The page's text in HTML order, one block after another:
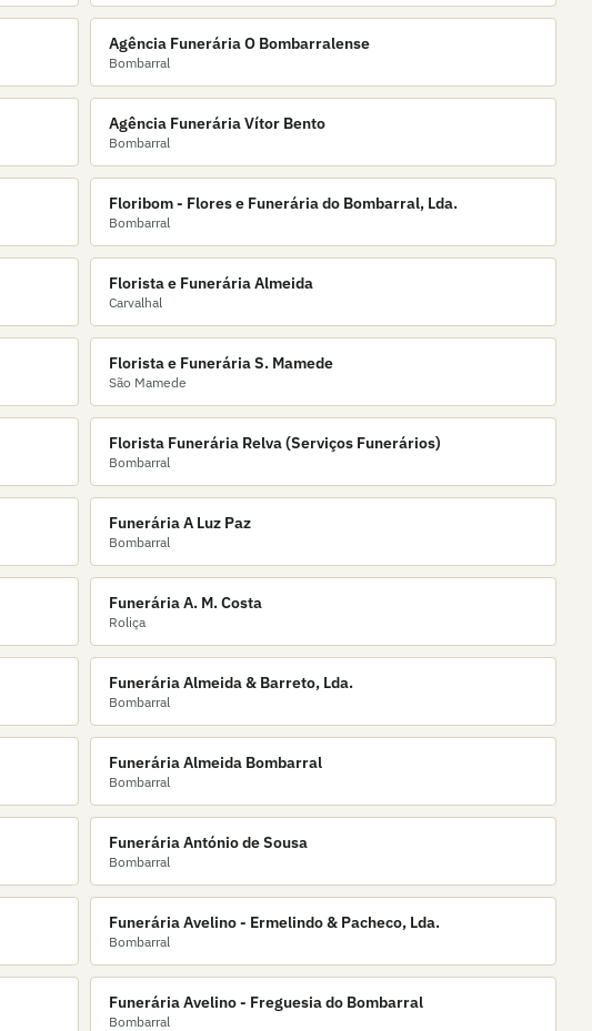
Agência Funerária O Bombarralense
Bombarral
Agência Funerária Vítor Bento
Bombarral
Floribom - Flores e Funerária do Bombarral, Lda.
Bombarral
Florista e Funerária Almeida
Carvalhal
Florista e Funerária S. Mamede
São Mamede
Florista Funerária Relva (Serviços Funerários)
Bombarral
Funerária A Luz Paz
Bombarral
Funerária A. M. Costa
Roliça
Funerária Almeida & Barreto, Lda.
Bombarral
Funerária Almeida Bombarral
Bombarral
Funerária António de Sousa
Bombarral
Funerária Avelino - Ermelindo & Pacheco, Lda.
Bombarral
Funerária Avelino - Freguesia do Bombarral
Bombarral